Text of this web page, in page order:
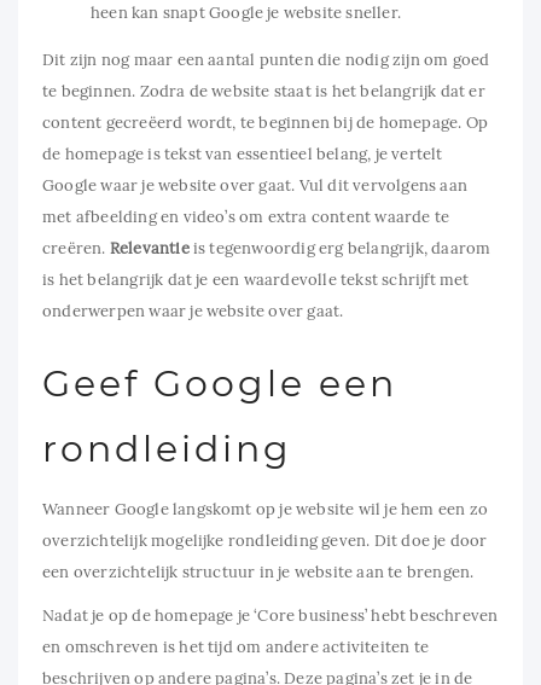
heen kan snapt Google je website sneller.
Dit zijn nog maar een aantal punten die nodig zijn om goed
te beginnen. Zodra de website staat is het belangrijk dat er
content gecreëerd wordt, te beginnen bij de homepage. Op
de homepage is tekst van essentieel belang, je vertelt
Google waar je website over gaat. Vul dit vervolgens aan
met afbeelding en video’s om extra content waarde te
creëren. Relevantieis tegenwoordig erg belangrijk, daarom
is het belangrijk dat je een waardevolle tekst schrijft met
onderwerpen waar je website over gaat.
Geef Google een
rondleiding
Wanneer Google langskomt op je website wil je hem een zo
overzichtelijk mogelijke rondleiding geven. Dit doe je door
een overzichtelijk structuur in je website aan te brengen.
Nadat je op de homepage je ‘Core business’ hebt beschreven
en omschreven is het tijd om andere activiteiten te
beschrijven op andere pagina’s. Deze pagina’s zet je in de